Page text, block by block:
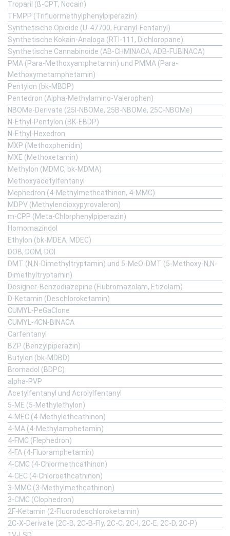
Troparil (ß-CPT, Nocain)
TFMPP (Trifluormethylphenylpiperazin)
Synthetische Opioide (U-47700, Furanyl-Fentanyl)
Synthetische Kokain-Analoga (RTI-111, Dichloropane)
Synthetische Cannabinoide (AB-CHMINACA, ADB-FUBINACA)
PMA (Para-Methoxyamphetamin) und PMMA (Para-
Methoxymetamphetamin)
Pentylon (bk-MBDP)
Pentedron (Alpha-Methylamino-Valerophen)
NBOMe-Derivate (25I-NBOMe, 25B-NBOMe, 25C-NBOMe)
N-Ethyl-Pentylon (BK-EBDP)
N-Ethyl-Hexedron
MXP (Methoxphenidin)
MXE (Methoxetamin)
Methylon (MDMC, bk-MDMA)
Methoxyacetylfentanyl
Mephedron (4-Methylmethcathinon, 4-MMC)
MDPV (Methylendioxypyrovaleron)
m-CPP (Meta-Chlorphenylpiperazin)
Homomazindol
Ethylon (bk-MDEA, MDEC)
DOB, DOM, DOI
DMT (N,N-Dimethyltryptamin) und 5-MeO-DMT (5-Methoxy-N,N-
Dimethyltryptamin)
Designer-Benzodiazepine (Flubromazolam, Etizolam)
D-Ketamin (Deschloroketamin)
CUMYL-PeGaClone
CUMYL-4CN-BINACA
Carfentanyl
BZP (Benzylpiperazin)
Butylon (bk-MDBD)
Bromadol (BDPC)
alpha-PVP
Acetylfentanyl und Acrolylfentanyl
5-ME (5-Methylethylon)
4-MEC (4-Methylethcathinon)
4-MA (4-Methylamphetamin)
4-FMC (Flephedron)
4-FA (4-Fluoramphetamin)
4-CMC (4-Chlormethcathinon)
4-CEC (4-Chloroethcathinon)
3-MMC (3-Methylmethcathinon)
3-CMC (Clophedron)
2F-Ketamin (2-Fluorodeschloroketamin)
2C-X-Derivate (2C-B, 2C-B-Fly, 2C-C, 2C-I, 2C-E, 2C-D, 2C-P)